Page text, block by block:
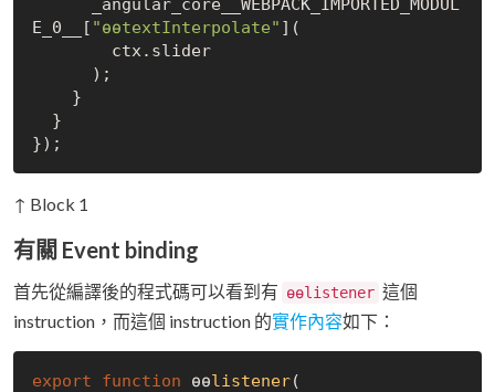
E_0__[ "ɵɵtextInterpolate" ](
↑ Block 1
有關 Event binding
首先從編譯後的程式碼可以看到有 ɵɵlistener 這個
instruction，而這個 instruction 的實作內容如下：
export function ɵɵlistener(